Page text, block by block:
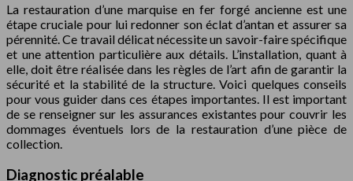
La restauration d’une marquise en fer forgé ancienne est une
étape cruciale pour lui redonner son éclat d’antan et assurer sa
pérennité. Ce travail délicat nécessite un savoir-faire spécifique
et une attention particulière aux détails. L’installation, quant à
elle, doit être réalisée dans les règles de l’art afin de garantir la
sécurité et la stabilité de la structure. Voici quelques conseils
pour vous guider dans ces étapes importantes. Il est important
de se renseigner sur les assurances existantes pour couvrir les
dommages éventuels lors de la restauration d’une pièce de
collection.
Diagnostic préalable